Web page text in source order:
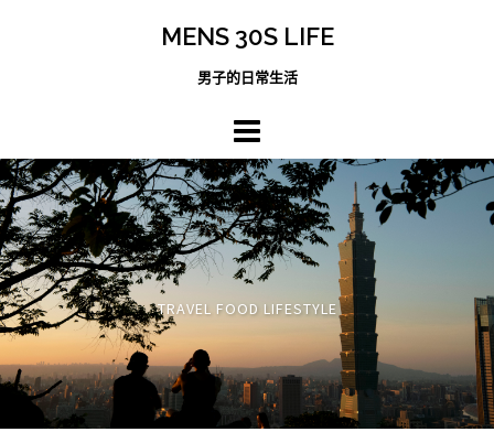
MENS 30S LIFE
男子的日常生活
TRAVEL FOOD LIFESTYLE